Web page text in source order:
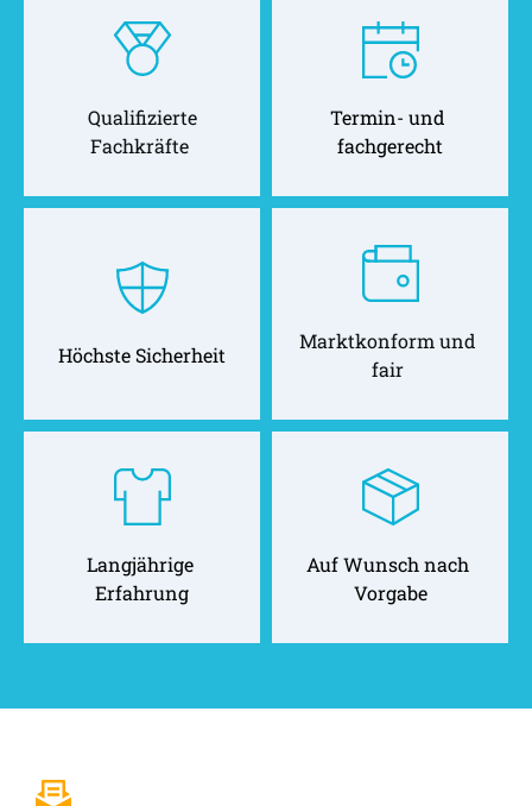
Qualifizierte
Fachkräfte
Termin- und
fachgerecht
Höchste Sicherheit
Marktkonform und
fair
Langjährige
Erfahrung
Auf Wunsch nach
Vorgabe